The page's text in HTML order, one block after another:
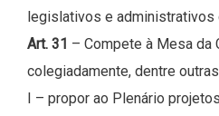
legislativos e administrativos
Art. 31 – Compete à Mesa da
colegiadamente, dentre
I – propor ao Plenário